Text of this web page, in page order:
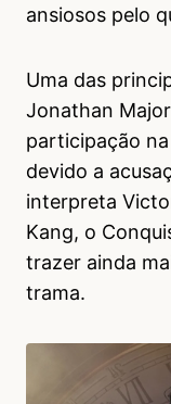
ansiosos pelo
Uma das
Jonathan
participação
devido a
interpreta
Kang, o
trazer ainda
trama.